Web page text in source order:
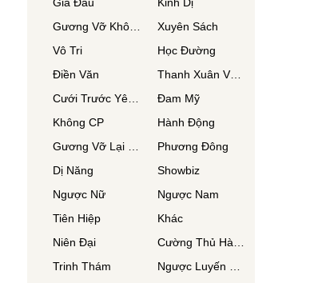
Xuyên Sách
Vô Tri
Học Đường
Điền Văn
Thanh Xuân Vườn Trường
Đam Mỹ
Không CP
Hành Động
Phương Đông
Dị Năng
Showbiz
Ngược Nữ
Ngược Nam
Tiên Hiệp
Khác
Niên Đại
Trinh Thám